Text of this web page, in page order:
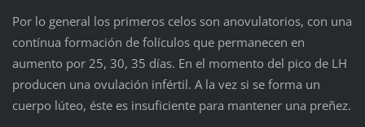
Por lo general los primeros celos son anovulatorios, con una
contínua formación de folículos que permanecen en
aumento por 25, 30, 35 días. En el momento del pico de LH
producen una ovulación infértil. A la vez si se forma un
cuerpo lúteo, éste es insuficiente para mantener una preñez.